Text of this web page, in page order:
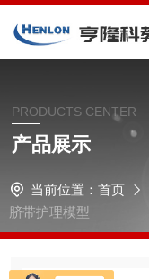
PRODUCTS CENTER
产品展示
当前位置： 首页
脐带护理模型